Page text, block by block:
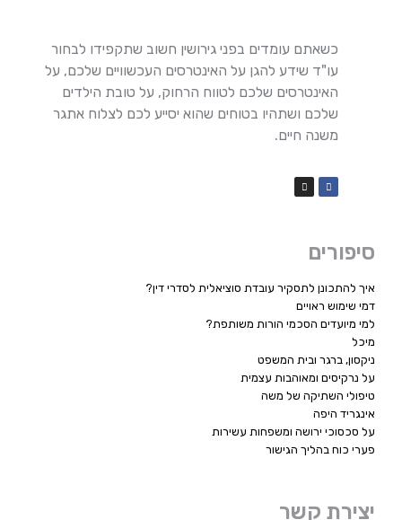
כשאתם עומדים בפני גירושין חשוב שתקפידו לבחור
עו"ד שידע להגן על האינטרסים העכשוויים שלכם, על
האינטרסים שלכם לטווח הרחוק, על טובת הילדים
שלכם ושתהיו בטוחים שהוא יסייע לכם לצלוח אתגר
משנה חיים.
סיפורים
איך להתכונן לתסקיר עובדת סוציאלית לסדרי דין?
דמי שימוש ראויים
למי מיועדים הסכמי הורות משותפת?
מיכל
ניקסון, ברגר ובית המשפט
על נרקיסים ומאוהבות עצמית
טיפולי השתיקה של משה
אינגריד היפה
על סכסוכי ירושה ומשפחות עשירות
פערי כוח בהליך הגישור
יצירת קשר